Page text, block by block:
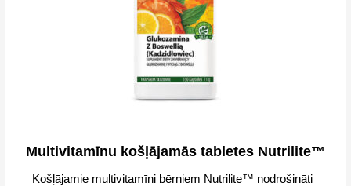
Multivitamīnu košļājamās tabletes Nutrilite™
Košļājamie multivitamīni bērniem Nutrilite™ nodrošināti